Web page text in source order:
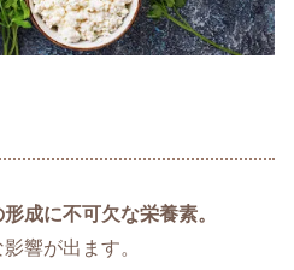
成に不可欠な栄養素。
響が出ます。